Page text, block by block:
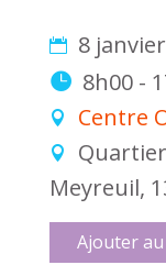
8
8h00 -
Centre
Meyreuil,
Ajouter